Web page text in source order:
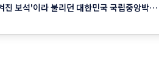
진 보석'이라 불리던 대한민국 국립중앙박물
류 문화의 메카로 우뚝 섰습니다. 전 세계